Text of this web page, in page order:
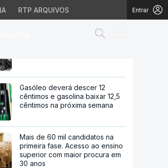
RTP ARQUIVOS Entrar
Crise energética e lei laboral
Gasóleo deverá descer 12
cêntimos e gasolina baixar 12,5
cêntimos na próxima semana
Mais de 60 mil candidatos na
primeira fase. Acesso ao ensino
superior com maior procura em
30 anos